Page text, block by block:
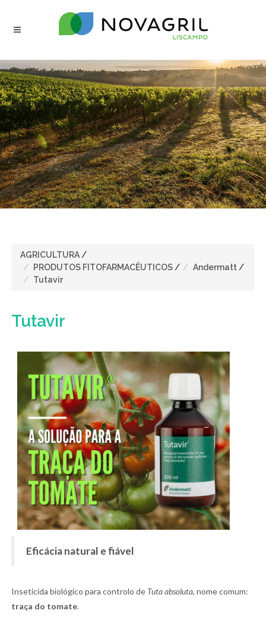
AGRICULTURA /
PRODUTOS FITOFARMACÊUTICOS / Andermatt /
Tutavir
Tutavir
Eficácia natural e fiável
Inseticida biológico para controlo de Tuta absoluta, nome comum:
traça do tomate.